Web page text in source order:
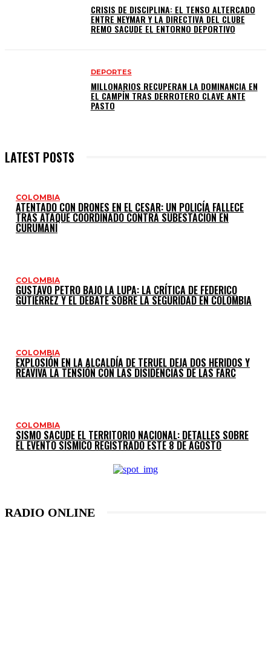
CRISIS DE DISCIPLINA: EL TENSO ALTERCADO
ENTRE NEYMAR Y LA DIRECTIVA DEL CLUBE
REMO SACUDE EL ENTORNO DEPORTIVO
DEPORTES
MILLONARIOS RECUPERAN LA DOMINANCIA EN
EL CAMPÍN TRAS DERROTERO CLAVE ANTE
PASTO
LATEST POSTS
COLOMBIA
ATENTADO CON DRONES EN EL CESAR: UN POLICÍA FALLECE
TRAS ATAQUE COORDINADO CONTRA SUBESTACIÓN EN
CURUMANÍ
COLOMBIA
GUSTAVO PETRO BAJO LA LUPA: LA CRÍTICA DE FEDERICO
GUTIÉRREZ Y EL DEBATE SOBRE LA SEGURIDAD EN COLOMBIA
COLOMBIA
EXPLOSIÓN EN LA ALCALDÍA DE TERUEL DEJA DOS HERIDOS Y
REAVIVA LA TENSIÓN CON LAS DISIDENCIAS DE LAS FARC
COLOMBIA
SISMO SACUDE EL TERRITORIO NACIONAL: DETALLES SOBRE
EL EVENTO SÍSMICO REGISTRADO ESTE 8 DE AGOSTO
RADIO ONLINE